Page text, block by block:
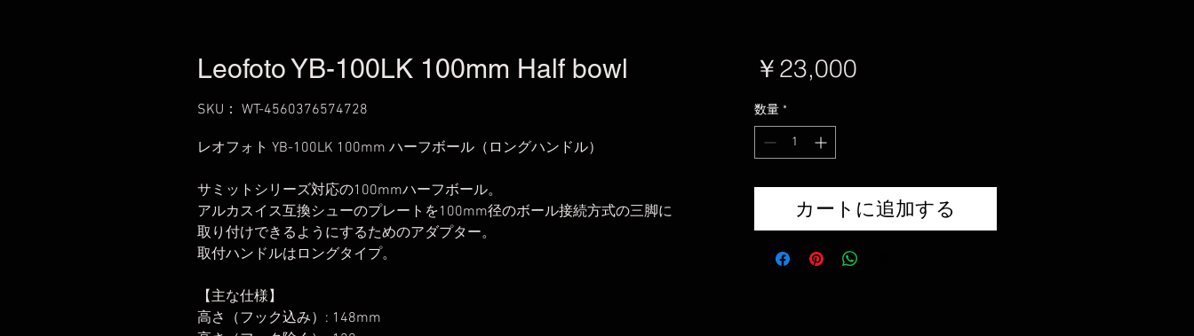
Leofoto YB-100LK 100mm Half bowl
SKU： WT-4560376574728
レオフォト YB-100LK 100mm ハーフボール（ロングハンドル）
サミットシリーズ対応の100mmハーフボール。
アルカスイス互換シューのプレートを100mm径のボール接続方式の三脚に
取り付けできるようにするためのアダプター。
取付ハンドルはロングタイプ。
【主な仕様】
高さ（フック込み）: 148mm
￥23,000価
数量 *
カートに追加する